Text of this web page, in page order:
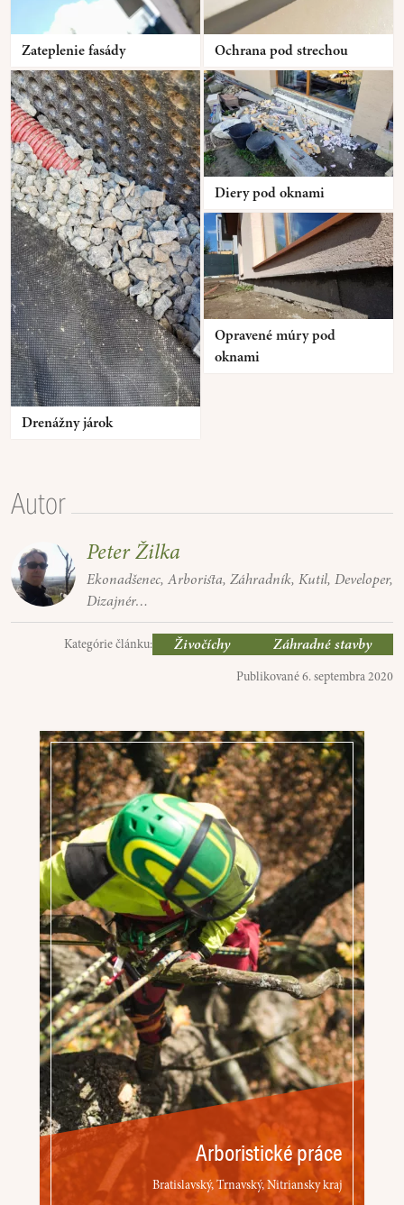
Zateplenie fasády Ochrana pod strechou
Drenážny járok
Diery pod oknami
Opravené múry pod
oknami
Autor
Peter Žilka
Ekonadšenec, Arborista, Záhradník, Kutil, Developer,
Dizajnér…
Kategórie článku: Živočíchy Záhradné stavby
Publikované6. septembra 2020
Arboristické práce
Bratislavský, Trnavský, Nitriansky kraj